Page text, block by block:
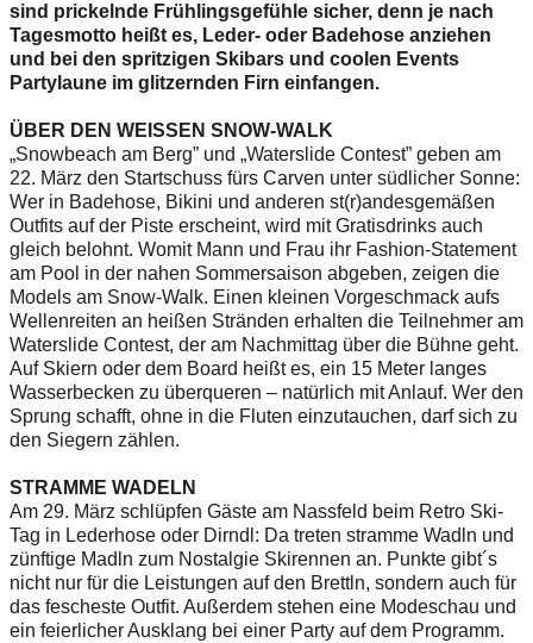
sind prickelnde Frühlingsgefühle sicher, denn je nach
Tagesmotto heißt es, Leder- oder Badehose anziehen
und bei den spritzigen Skibars und coolen Events
Partylaune im glitzernden Firn einfangen.
ÜBER DEN WEISSEN SNOW-WALK
„Snowbeach am Berg” und „Waterslide Contest” geben am
22. März den Startschuss fürs Carven unter südlicher Sonne:
Wer in Badehose, Bikini und anderen st(r)andesgemäßen
Outfits auf der Piste erscheint, wird mit Gratisdrinks auch
gleich belohnt. Womit Mann und Frau ihr Fashion-Statement
am Pool in der nahen Sommersaison abgeben, zeigen die
Models am Snow-Walk. Einen kleinen Vorgeschmack aufs
Wellenreiten an heißen Stränden erhalten die Teilnehmer am
Waterslide Contest, der am Nachmittag über die Bühne geht.
Auf Skiern oder dem Board heißt es, ein 15 Meter langes
Wasserbecken zu überqueren – natürlich mit Anlauf. Wer den
Sprung schafft, ohne in die Fluten einzutauchen, darf sich zu
den Siegern zählen.
STRAMME WADELN
Am 29. März schlüpfen Gäste am Nassfeld beim Retro Ski-
Tag in Lederhose oder Dirndl: Da treten stramme Wadln und
zünftige Madln zum Nostalgie Skirennen an. Punkte gibt´s
nicht nur für die Leistungen auf den Brettln, sondern auch für
das fescheste Outfit. Außerdem stehen eine Modeschau und
ein feierlicher Ausklang bei einer Party auf dem Programm.